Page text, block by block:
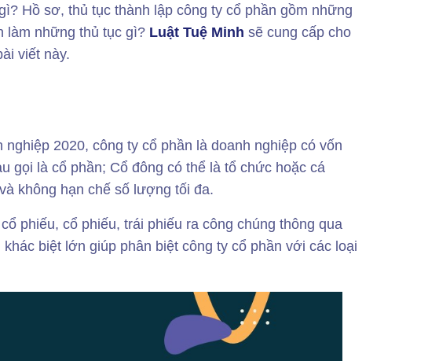
Hồ sơ, thủ tục thành lập công ty cổ phần gồm những
làm những thủ tục gì? Luật Tuệ Minh sẽ cung cấp cho
viết này.
2020, công ty cổ phần là doanh nghiệp có vốn
gọi là cổ phần; Cổ đông có thể là tổ chức hoặc cá
không hạn chế số lượng tối đa.
phiếu, cổ phiếu, trái phiếu ra công chúng thông qua
biệt lớn giúp phân biệt công ty cổ phần với các loại